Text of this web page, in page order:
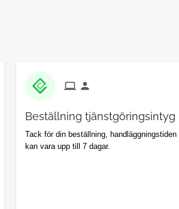
Beställning tjänstgöringsintyg
Tack för din beställning, handläggningstiden
kan vara upp till 7 dagar.